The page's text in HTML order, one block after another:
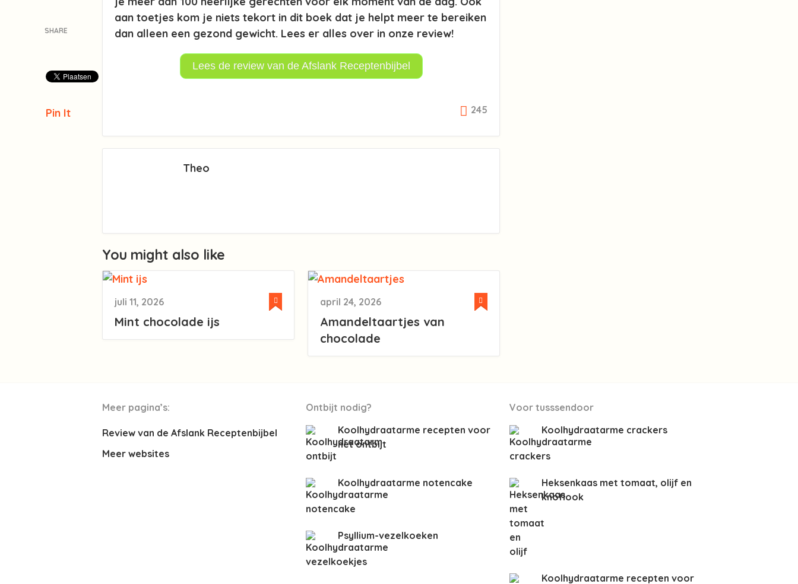
aan toetjes kom je niets tekort in dit boek dat je helpt meer te bereiken
dan alleen een gezond gewicht. Lees er alles over in onze review!
Lees de review van de Afslank Receptenbijbel
SHARE
Pin It 245
Theo
You might also like
juli 11, 2026
Mint chocolade ijs
april 24, 2026
Amandeltaartjes van
chocolade
Meer pagina’s:
Review van de Afslank Receptenbijbel
Meer websites
Ontbijt nodig?
Koolhydraatarme recepten voor
het ontbijt
Koolhydraatarme notencake
Psyllium-vezelkoeken
Voor tusssendoor
Koolhydraatarme crackers
Heksenkaas met tomaat, olijf en
knoflook
Koolhydraatarme recepten voor